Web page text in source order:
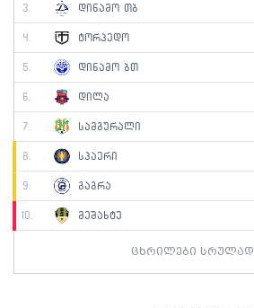
3. დინამო თბ
4. ტორპედო
5. დინამო ბთ
6. დილა
7. სამგურალი
8. სპაერი
9. გაგრა
10. მეშახტე
ცხრილები სრულად